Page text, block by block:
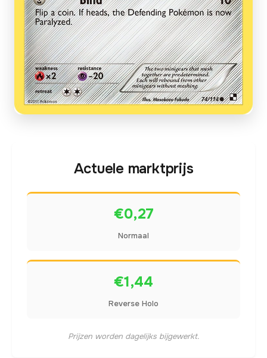
Actuele marktprijs
€0,27
Normaal
€1,44
Reverse Holo
Prijzen worden dagelijks bijgewerkt.